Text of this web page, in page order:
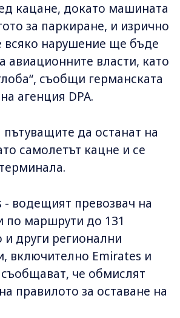
кацане, докато машината
за паркиране, и изрично
всяко нарушение ще бъде
авиационните власти, като
съобщи германската
агенция DPA.
пътуващите да останат на
самолетът кацне и се
- водещият превозвач на
по маршрути до 131
други регионални
включително Emirates и
че обмислят
правилото за оставане на